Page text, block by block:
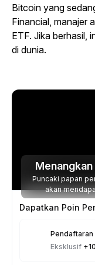
Bitcoin yang
Financial, manajer
ETF. Jika berhasil,
di dunia.
Menangkan
Puncaki papan
akan
Pendaftaran
Eksklusif +10